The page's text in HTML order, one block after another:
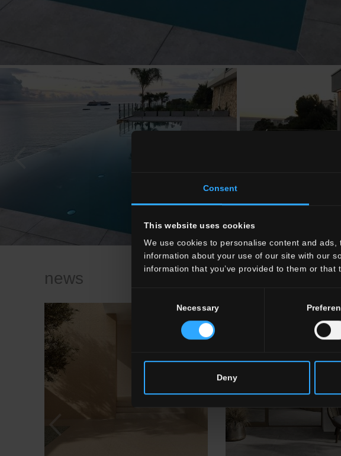
Consent
This website uses cookies
We use cookies to personalise content and
information about your use of our site with our
information that you’ve provided to them or that
Necessary
Deny
news